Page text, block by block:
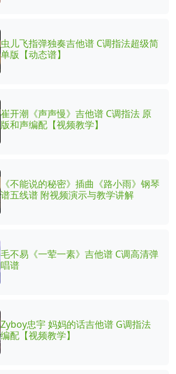
虫儿飞指弹独奏吉他谱 C调指法超级简
单版【动态谱】
崔开潮《声声慢》吉他谱 C调指法 原
版和声编配【视频教学】
《不能说的秘密》插曲《路小雨》钢琴
谱五线谱 附视频演示与教学讲解
毛不易《一荤一素》吉他谱 C调高清弹
唱谱
Zyboy忠宇 妈妈的话吉他谱 G调指法
编配【视频教学】